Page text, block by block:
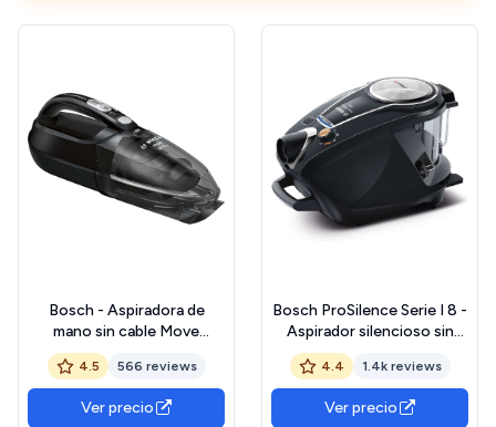
Bosch - Aspiradora de
mano sin cable Move
Lithium, batería de
24Vmax., color negro,
BHN24L
4.5 566 reviews
Ver precio
Bosch ProSilence Serie I 8 -
Aspirador silencioso sin
bolsa, con
SmartSensorControl y
sistema de autolimpieza
inteligente, en negro
4.4 1.4k reviews
Ver precio